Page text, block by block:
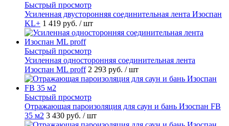
Быстрый просмотр
Усиленная двусторонняя соединительная лента Изоспан
KL+ 1 419 руб. / шт
Быстрый просмотр
Усиленная односторонняя соединительная лента
Изоспан ML proff 2 293 руб. / шт
Быстрый просмотр
Отражающая пароизоляция для саун и бань Изоспан FB
35 м2 3 430 руб. / шт